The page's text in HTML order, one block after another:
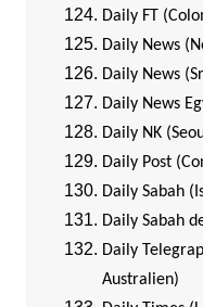
Daily FT
Daily News
Daily News
Daily News
Daily NK
Daily Post
Daily Sabah
Daily Sabah
Daily
Australien)